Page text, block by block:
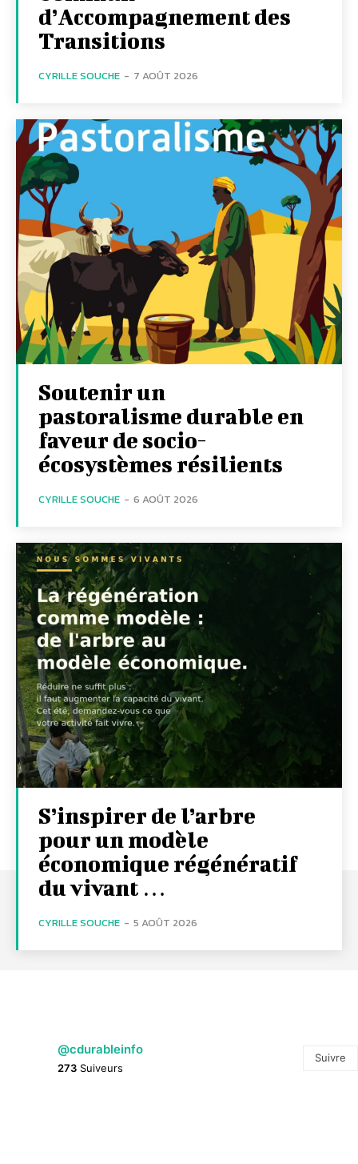
d’Accompagnement des
Transitions
CYRILLE SOUCHE - 7 AOÛT 2026
Soutenir un
pastoralisme durable en
faveur de socio-
écosystèmes résilients
CYRILLE SOUCHE - 6 AOÛT 2026
S’inspirer de l’arbre
pour un modèle
économique régénératif
du vivant …
CYRILLE SOUCHE - 5 AOÛT 2026
@cdurableinfo
273 Suiveurs
Suivre